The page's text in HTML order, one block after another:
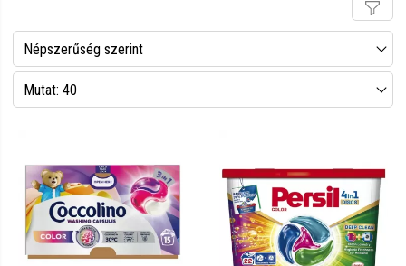
Népszerűség szerint
Név szerint csökkenő
Ár szerint növekvő
Mutat: 40
Mutat: 160